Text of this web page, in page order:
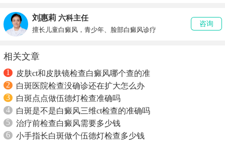
刘惠莉 六科主任
擅长儿童白癜风，青少年、脸部白癜风诊疗
咨询
相关文章
1
皮肤ct和皮肤镜检查白癜风哪个查的准
2
白斑医院检查没确诊还在扩大怎么办
3
白斑点点做伍德灯检查准确吗
4
白斑是不是白癜风三维ct检查的准确吗
5
治疗前检查白癜风需要多少钱
6
小手指长白斑做个伍德灯检查多少钱